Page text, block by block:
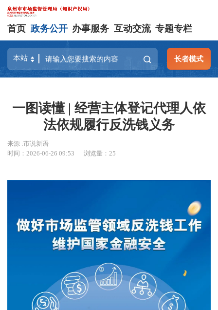
首页 政务公开 办事服务 互动交流 专题专栏
长者模式
一图读懂 | 经营主体登记代理人依
法依规履行反洗钱义务
来源 :市说新语
时间：2026-06-26 09:53
浏览量： 25